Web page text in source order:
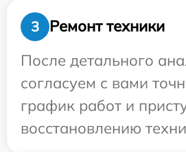
3
Ремонт техники
После детального
согласуем с вами
график работ и
восстановлению